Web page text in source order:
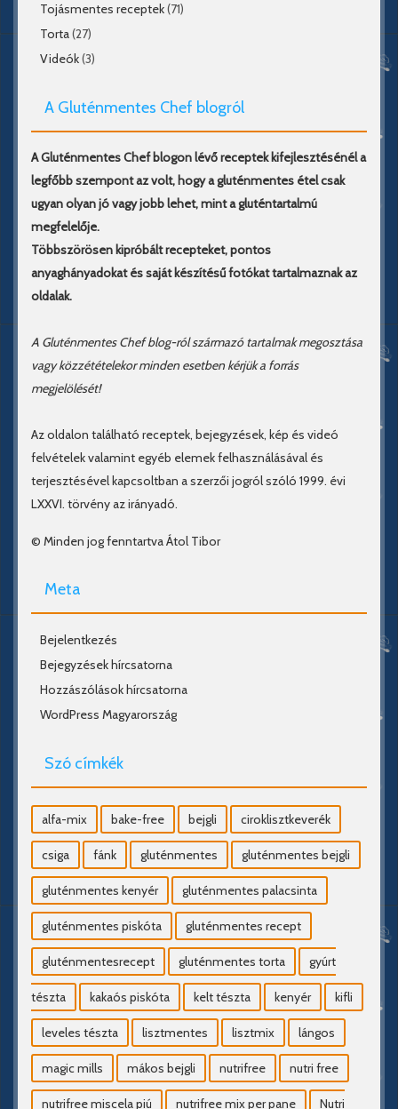
Tojásmentes receptek(71)
Torta(27)
Videók(3)
A Gluténmentes Chef blogról
A Gluténmentes Chef blogon lévő receptek kifejlesztésénél a
legfőbb szempont az volt, hogy a gluténmentes étel csak
ugyan olyan jó vagy jobb lehet, mint a gluténtartalmú
megfelelője.
Többszörösen kipróbált recepteket, pontos
anyaghányadokat és saját készítésű fotókat tartalmaznak az
oldalak.
A Gluténmentes Chef blog-ról származó tartalmak megosztása
vagy közzétételekor minden esetben kérjük a forrás
megjelölését!
Az oldalon található receptek, bejegyzések, kép és videó
felvételek valamint egyéb elemek felhasználásával és
terjesztésével kapcsoltban a szerzői jogról szóló 1999. évi
LXXVI. törvény az irányadó.
© Minden jog fenntartva Átol Tibor
Meta
Bejelentkezés
Bejegyzések hírcsatorna
Hozzászólások hírcsatorna
WordPress Magyarország
Szó címkék
alfa-mix bake-free bejgli ciroklisztkeverék
csiga fánk gluténmentes gluténmentes bejgli
gluténmentes kenyér gluténmentes palacsinta
gluténmentes piskóta gluténmentes recept
gluténmentesrecept gluténmentes torta gyúrt
tészta kakaós piskóta kelt tészta kenyér kifli
leveles tészta lisztmentes lisztmix lángos
magic mills mákos bejgli nutrifree nutri free
nutrifree miscela piú nutrifree mix per pane Nutri